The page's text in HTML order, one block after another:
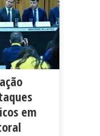
em